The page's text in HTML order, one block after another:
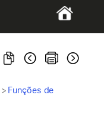
> Funções de